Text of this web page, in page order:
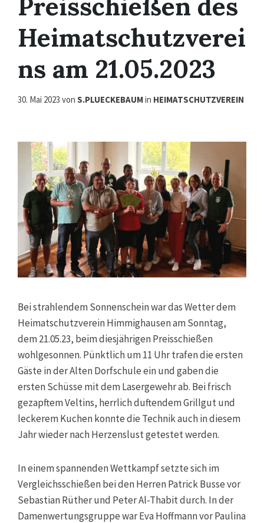
Heimatschutzverei
ns am 21.05.2023
30. Mai 2023 von S.PLUECKEBAUMin HEIMATSCHUTZVEREIN
Bei strahlendem Sonnenschein war das Wetter dem
Heimatschutzverein Himmighausen am Sonntag,
dem 21.05.23, beim diesjährigen Preisschießen
wohlgesonnen. Pünktlich um 11 Uhr trafen die ersten
Gäste in der Alten Dorfschule ein und gaben die
ersten Schüsse mit dem Lasergewehr ab. Bei frisch
gezapftem Veltins, herrlich duftendem Grillgut und
leckerem Kuchen konnte die Technik auch in diesem
Jahr wieder nach Herzenslust getestet werden.
In einem spannenden Wettkampf setzte sich im
Vergleichsschießen bei den Herren Patrick Busse vor
Sebastian Rüther und Peter Al-Thabit durch. In der
Damenwertungsgruppe war Eva Hoffmann vor Paulina